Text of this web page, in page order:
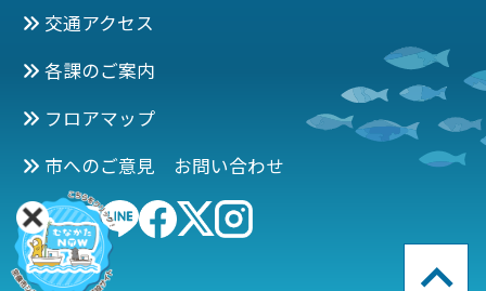
交通アクセス
各課のご案内
フロアマップ
市へのご意見 お問い合わせ